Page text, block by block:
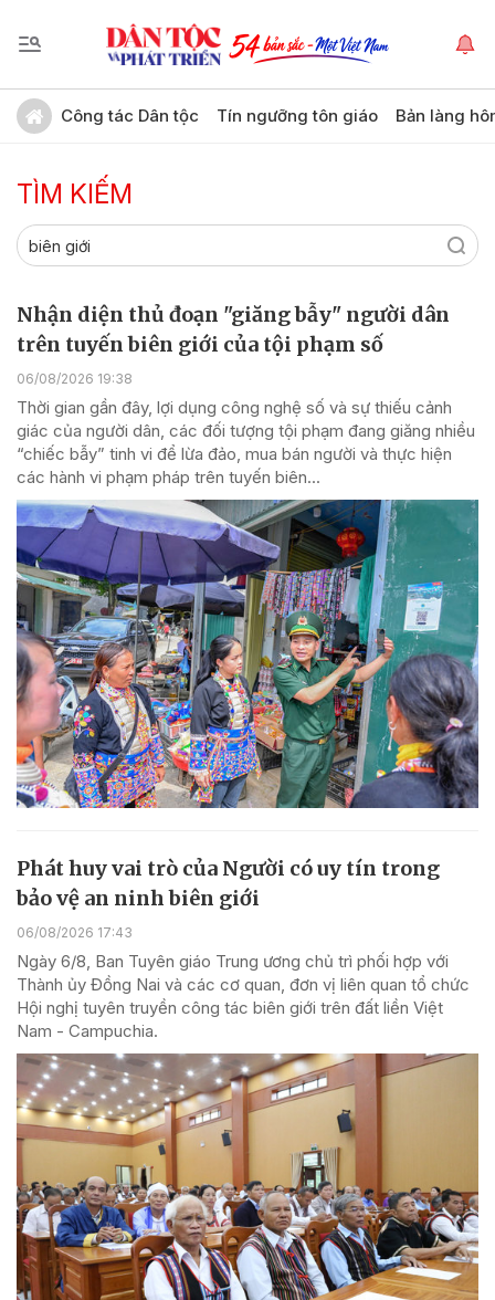
Công tác Dân tộc Tín ngưỡng tôn giáo Bản làng
TÌM KIẾM
Nhận diện thủ đoạn "giăng bẫy" người dân
trên tuyến biên giới của tội phạm số
06/08/2026 19:38
Thời gian gần đây, lợi dụng công nghệ số và sự thiếu cảnh
giác của người dân, các đối tượng tội phạm đang giăng nhiều
“chiếc bẫy” tinh vi để lừa đảo, mua bán người và thực hiện
các hành vi phạm pháp trên tuyến biên...
Phát huy vai trò của Người có uy tín trong
bảo vệ an ninh biên giới
06/08/2026 17:43
Ngày 6/8, Ban Tuyên giáo Trung ương chủ trì phối hợp với
Thành ủy Đồng Nai và các cơ quan, đơn vị liên quan tổ chức
Hội nghị tuyên truyền công tác biên giới trên đất liền Việt
Nam - Campuchia.